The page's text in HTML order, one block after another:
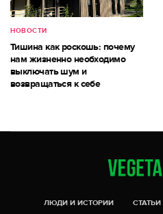
НОВОСТИ
Тишина как роскошь: почему
нам жизненно необходимо
выключать шум и
возвращаться к себе
ЛЮДИ И ИСТОРИИ СТАТЬИ